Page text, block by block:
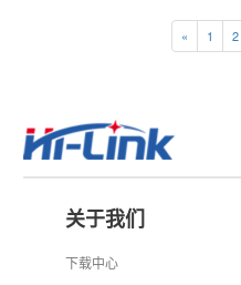
« 1 2
关于我们
下载中心